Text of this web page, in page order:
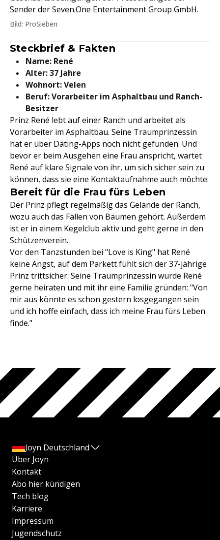
Sender der Seven.One Entertainment Group GmbH.
Bild: ProSieben
Steckbrief & Fakten
Name: René
Alter: 37 Jahre
Wohnort: Velen
Beruf: Vorarbeiter im Asphaltbau und Ranch-
Besitzer
Prinz René lebt auf einer Ranch und arbeitet als
Vorarbeiter im Asphaltbau. Seine Traumprinzessin
hat er über Dating-Apps noch nicht gefunden. Und
bevor er beim Ausgehen eine Frau anspricht, wartet
René auf klare Signale von ihr, um sich sicher sein zu
können, dass sie eine Kontaktaufnahme auch möchte.
Bereit für die Frau fürs Leben
Der Prinz pflegt regelmäßig das Gelände der Ranch,
wozu auch das Fällen von Bäumen gehört. Außerdem
ist er in einem Kegelclub aktiv und geht gerne in den
Schützenverein.
Vor den Tanzstunden bei "Love is King" hat René
keine Angst, auf dem Parkett fühlt sich der 37-jährige
Prinz trittsicher. Seine Traumprinzessin würde René
gerne heiraten und mit ihr eine Familie gründen: "Von
mir aus könnte es schon gestern losgegangen sein
und ich hoffe einfach, dass ich meine Frau fürs Leben
finde."
Joyn Deutschland
Über Joyn
Kontakt
Abo hier kündigen
Tech blog
Karriere
Impressum
Jugendschutz